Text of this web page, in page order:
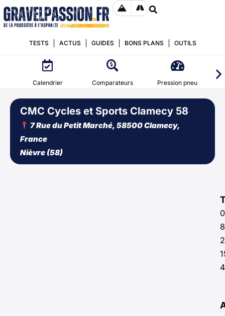
TESTS ACTUS GUIDES BONS PLANS OUTILS
Calendrier Comparateurs Pression pneu
CMC Cycles et Sports Clamecy 58
7 Rue du Petit Marché, 58500 Clamecy,
France
Nièvre (58)